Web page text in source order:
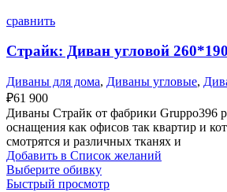
сравнить
Страйк: Диван угловой 260*190
Диваны для дома, Диваны угловые,
₽61 900
Диваны Страйк от фабрики Gruppo396
оснащения как офисов так квартир и
смотрятся и различных тканях и
Добавить в Список желаний
Выберите обивку
Быстрый просмотр